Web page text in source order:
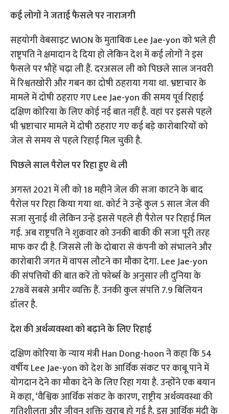
कई लोगों ने जताई फैसले पर नाराजगी
सहयोगी वेबसाइट WION के मुताबिक Lee Jae-yon को भले ही
राष्ट्रपति ने क्षमादान दे दिया हो लेकिन देश में कई लोगों ने इस
फैसले पर भौहें चढ़ा ली हैं. दरअसल ली को पिछले साल जनवरी
में रिश्वतखोरी और गबन का दोषी ठहराया गया था. भ्रष्टाचार के
मामले में दोषी ठहराए गए Lee Jae-yon की समय पूर्व रिहाई
दक्षिण कोरिया के लिए कोई नई बात नहीं है. वहां पर इससे पहले
भी भ्रष्टाचार मामले में दोषी ठहराए गए कई बड़े कारोबारियों को
जेल से समय से पहले रिहाई मिल चुकी है.
पिछले साल पैरोल पर रिहा हुए थे ली
अगस्त 2021 में ली को 18 महीने जेल की सजा काटने के बाद
पैरोल पर रिहा किया गया था. कोर्ट ने उन्हें कुल 5 साल जेल की
सजा सुनाई थी लेकिन उन्हें इससे पहले ही पैरोल पर रिहाई मिल
गई. अब राष्ट्रपति ने शुक्रवार को उनकी बाकी की सजा पूरी तरह
माफ कर दी है. जिससे ली के दोबारा से कंपनी को संभालने और
कारोबारी जगत में वापस लौटने का मौका देगा. Lee Jae-yon
की संपत्तियों की बात करें तो फोर्ब्स के अनुसार ली दुनिया के
278वें सबसे अमीर व्यक्ति हैं. उनकी कुल संपत्ति 7.9 बिलियन
डॉलर है.
देश की अर्थव्यवस्था को बढ़ाने के लिए रिहाई
दक्षिण कोरिया के न्याय मंत्री Han Dong-hoon ने कहा कि 54
वर्षीय Lee Jae-yon को देश के आर्थिक संकट पर काबू पाने में
योगदान देने का मौका देने के लिए रिहा गया है. उन्होंने एक बयान
में कहा, ‘वैश्विक आर्थिक संकट के कारण, राष्ट्रीय अर्थव्यवस्था की